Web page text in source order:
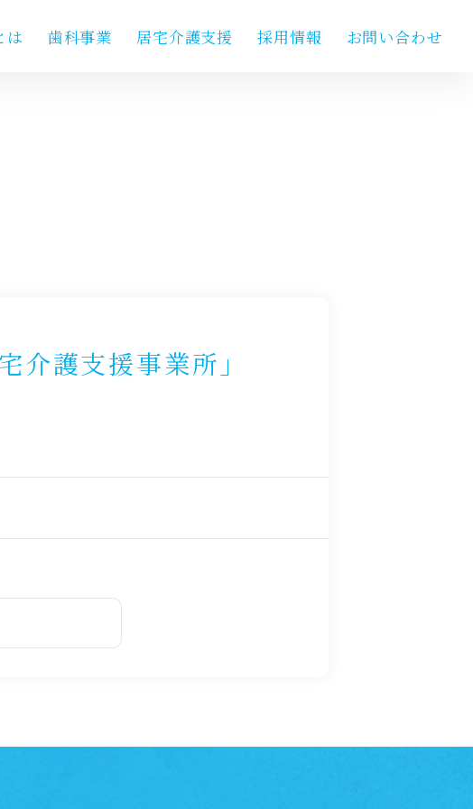
は 歯科事業 居宅介護支援 採用情報 お問い合わせ
護支援事業所」